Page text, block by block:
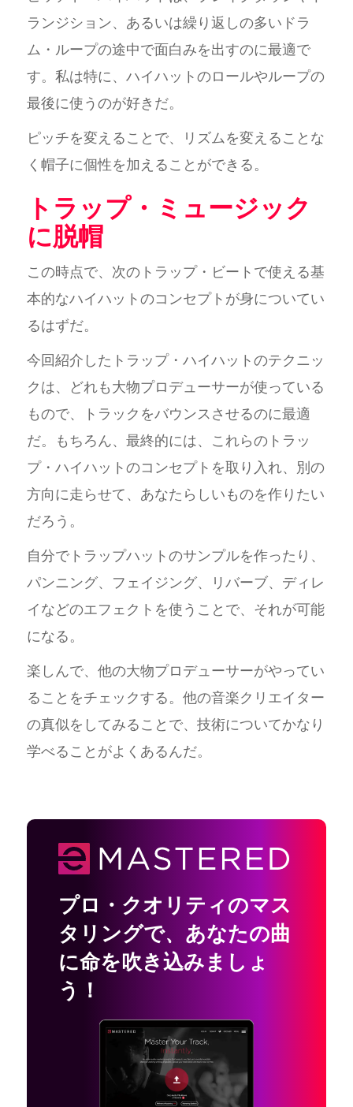
ランジション、あるいは繰り返しの多いドラ
ム・ループの途中で面白みを出すのに最適で
す。私は特に、ハイハットのロールやループの
最後に使うのが好きだ。
ピッチを変えることで、リズムを変えることな
く帽子に個性を加えることができる。
トラップ・ミュージック
に脱帽
この時点で、次のトラップ・ビートで使える基
本的なハイハットのコンセプトが身についてい
るはずだ。
今回紹介したトラップ・ハイハットのテクニッ
クは、どれも大物プロデューサーが使っている
もので、トラックをバウンスさせるのに最適
だ。もちろん、最終的には、これらのトラッ
プ・ハイハットのコンセプトを取り入れ、別の
方向に走らせて、あなたらしいものを作りたい
だろう。
自分でトラップハットのサンプルを作ったり、
パンニング、フェイジング、リバーブ、ディレ
イなどのエフェクトを使うことで、それが可能
になる。
楽しんで、他の大物プロデューサーがやってい
ることをチェックする。他の音楽クリエイター
の真似をしてみることで、技術についてかなり
学べることがよくあるんだ。
プロ・クオリティのマス
タリングで、 あなたの曲
に命を吹き込みましょ
う！